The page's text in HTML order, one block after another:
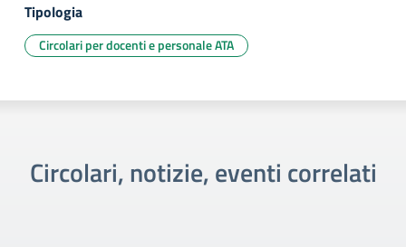
Tipologia
Circolari per docenti e personale ATA
Circolari, notizie, eventi correlati